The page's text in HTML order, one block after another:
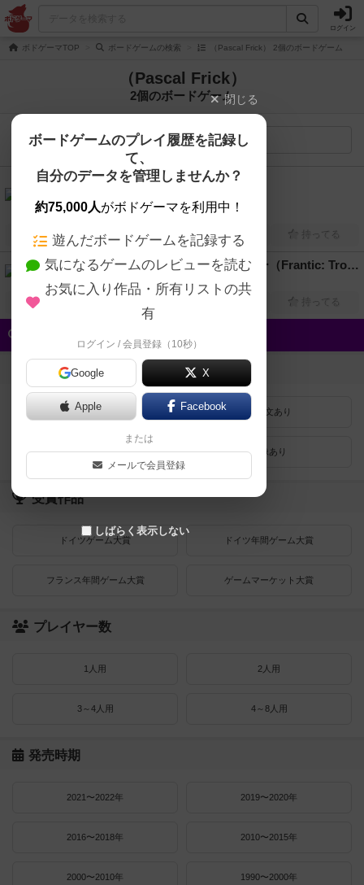
ログイン
ボドゲーマTOP ボードゲームの検索 （Pascal Frick） 2個のボードゲーム
（Pascal Frick）
2個のボードゲーム
検索メニュー
6.2
フランティック（Frantic）
2人～8人 5分～45分 12歳～ 2015年～
興味あり 経験あり お気に入り 持ってる
フランティック：トラブルメーカー（Frantic: Troublemaker）
2人～8人 5分～45分 12歳～
興味あり 持ってる
登録状況
最近登録された順 紹介文あり
レビューあり 画像あり
受賞作品
ドイツゲーム大賞 ドイツ年間ゲーム大賞
フランス年間ゲーム大賞 ゲームマーケット大賞
プレイヤー数
1人用 2人用
3～4人用 4～8人用
発売時期
2021〜2022年 2019〜2020年
2016〜2018年 2010〜2015年
2000〜2010年 1990〜2000年
閉じる
ボードゲームのプレイ履歴を記録し
て、
自分のデータを管理しませんか？
約75,000人がボドゲーマを利用中！
遊んだボードゲームを記録する
気になるゲームのレビューを読む
お気に入り作品・所有リストの共
有
ログイン / 会員登録（10秒）
Google X
Apple Facebook
または
メールで会員登録
しばらく表示しない